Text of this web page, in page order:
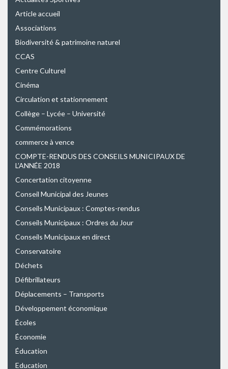
Article accueil
Associations
Biodiversité & patrimoine naturel
CCAS
Centre Culturel
Cinéma
Circulation et stationnement
Collège – Lycée – Université
Commémorations
commerce à vence
COMPTE-RENDUS DES CONSEILS MUNICIPAUX DE
L’ANNÉE 2018
Concertation citoyenne
Conseil Municipal des Jeunes
Conseils Municipaux : Comptes-rendus
Conseils Municipaux : Ordres du Jour
Conseils Municipaux en direct
Conservatoire
Déchets
Défibrillateurs
Déplacements – Transports
Développement économique
Écoles
Économie
Éducation
Education